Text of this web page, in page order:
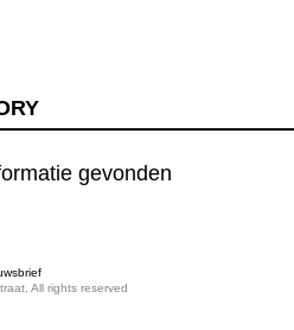
gevonden
All rights reserved